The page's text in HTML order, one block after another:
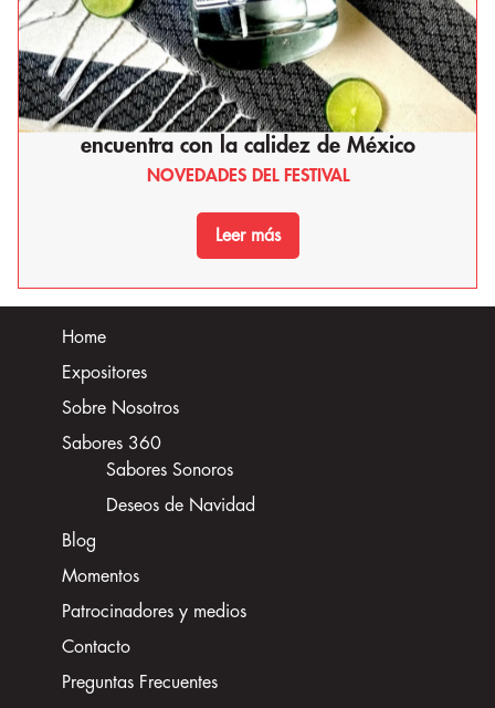
Kasina Café: Donde el corazón de Corea se
encuentra con la calidez de México
NOVEDADES DEL FESTIVAL
Leer más
Home
Expositores
Sobre Nosotros
Sabores 360
Sabores Sonoros
Deseos de Navidad
Blog
Momentos
Patrocinadores y medios
Contacto
Preguntas Frecuentes